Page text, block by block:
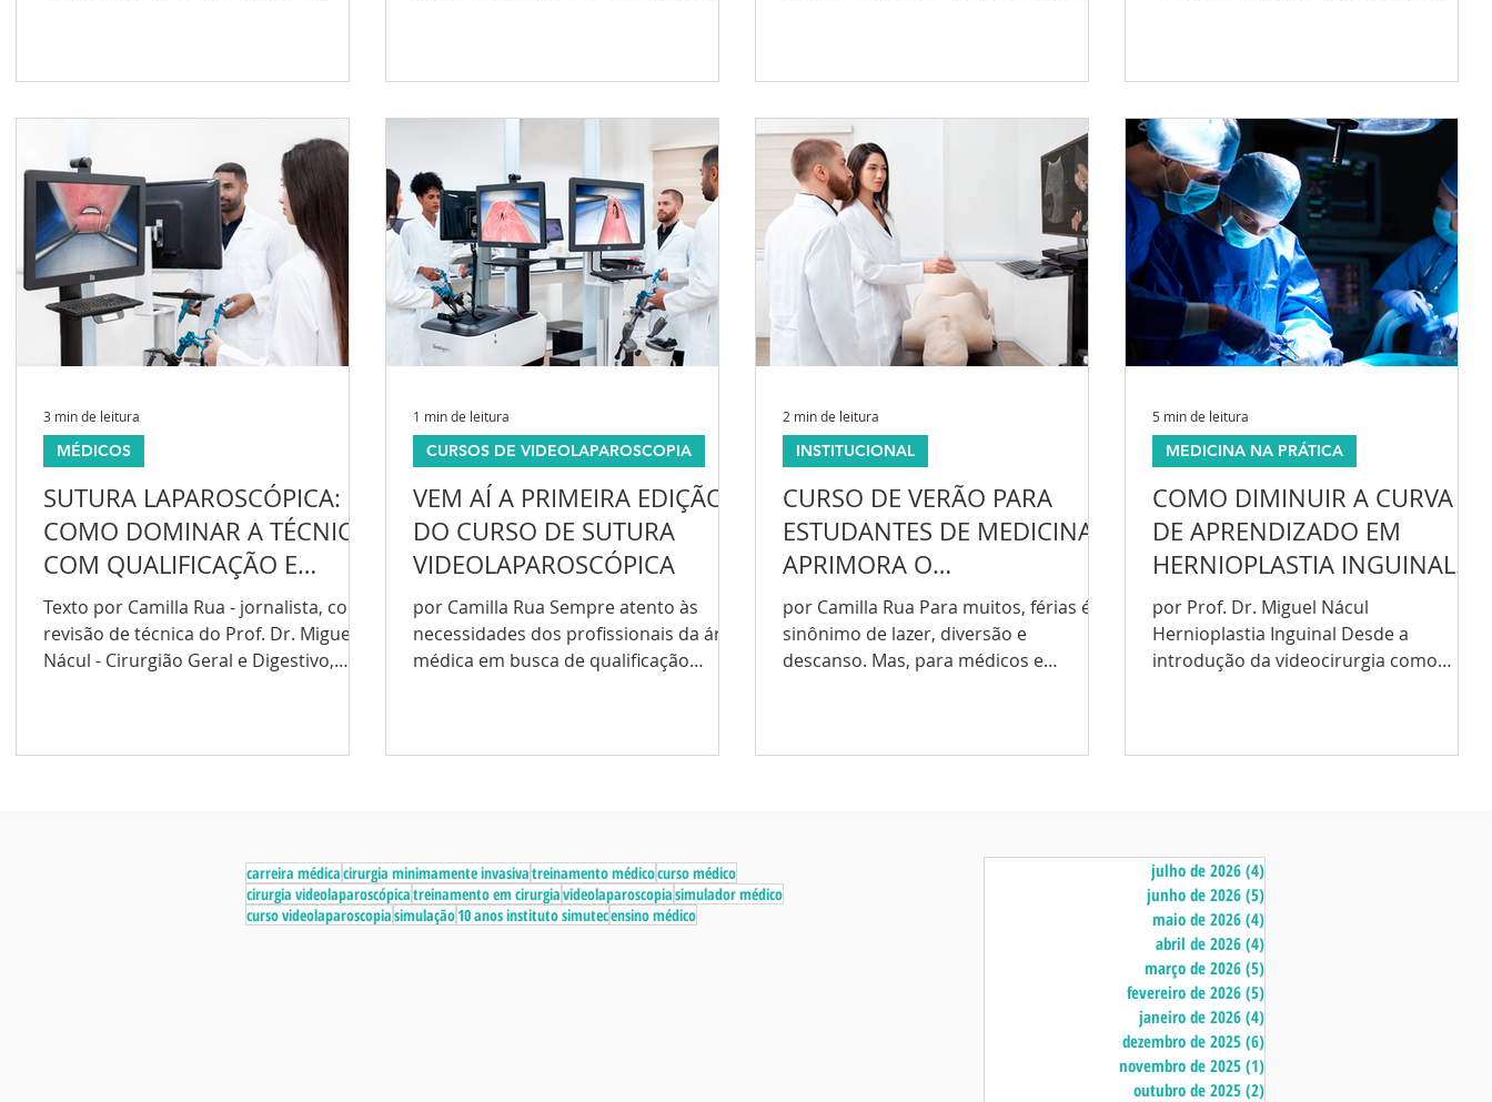
SUTURA LAPAROSCÓPICA:
COMO DOMINAR A TÉCNICA
COM QUALIFICAÇÃO E
TREINAMENTO
PROFISSIONAL
Texto por Camilla Rua - jornalista, com
revisão de técnica do Prof. Dr. Miguel
Nácul - Cirurgião Geral e Digestivo,
MÉDICOS
3 min de leitura
VEM AÍ A PRIMEIRA EDIÇÃO
DO CURSO DE SUTURA
VIDEOLAPAROSCÓPICA
por Camilla Rua Sempre atento às
necessidades dos profissionais da área
médica em busca de qualificação
CURSOS DE VIDEOLAPAROSCOPIA
1 min de leitura
CURSO DE VERÃO PARA
ESTUDANTES DE MEDICINA
APRIMORA O
CONHECIMENTO DURANTE
AS FÉRIAS
por Camilla Rua Para muitos, férias é
sinônimo de lazer, diversão e
descanso. Mas, para médicos e
INSTITUCIONAL
2 min de leitura
COMO DIMINUIR A CURVA
DE APRENDIZADO EM
HERNIOPLASTIA INGUINAL
MINIMAMENTE INVASIVA
por Prof. Dr. Miguel Nácul
Hernioplastia Inguinal Desde a
introdução da videocirurgia como
MEDICINA NA PRÁTICA
5 min de leitura
carreira médicacirurgia minimamente invasivatreinamento médicocurso médico
cirurgia videolaparoscópicatreinamento em cirurgiavideolaparoscopiasimulador médico
curso videolaparoscopiasimulação10 anos instituto simutecensino médico
julho de 2026 (4)
junho de 2026 (5)
maio de 2026 (4)
abril de 2026 (4)
março de 2026 (5)
fevereiro de 2026 (5)
janeiro de 2026 (4)
dezembro de 2025 (6)
novembro de 2025 (1)
outubro de 2025 (2)